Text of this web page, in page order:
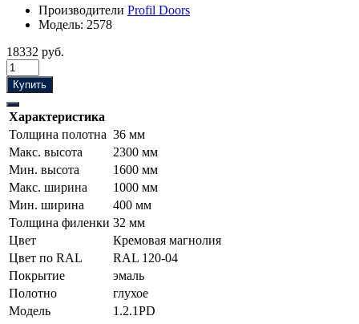
Производители Profil Doors
Модель: 2578
18332 руб.
Купить
Характеристика
Толщина полотна 36 мм
Макс. высота
2300 мм
Мин. высота
1600 мм
Макс. ширина
1000 мм
Мин. ширина
400 мм
Толщина филенки 32 мм
Цвет
Кремовая магнолия
Цвет по RAL
RAL 120-04
Покрытие
эмаль
Полотно
глухое
Модель
1.2.1PD